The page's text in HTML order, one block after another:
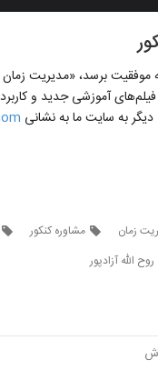
به موفقیت برسد، «مدیریت
آموزشی جدید و
به سایت ما به نشانی
زمان مشاوره کنکور
روح الله آزادپور